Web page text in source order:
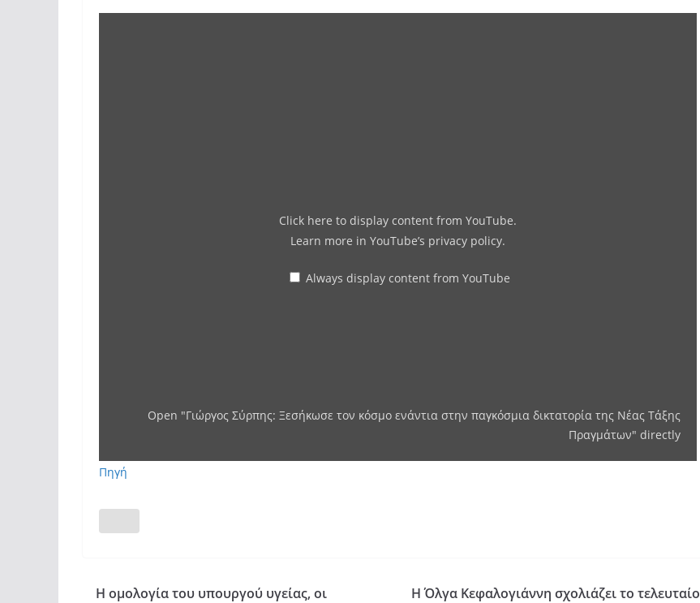
δικτατορία
της
Νέας
Click here to display content from YouTube.
Learn more in YouTube’s privacy policy.
Always display content from YouTube
Open "Γιώργος Σύρπης: Ξεσήκωσε τον κόσμο ενάντια στην παγκόσμια δικτατορία της Νέας Τάξης
Πραγμάτων" directly
Πηγή
Η ομολογία του υπουργού υγείας, οι
Η Όλγα Κεφαλογιάννη σχολιάζει το τελευταίο